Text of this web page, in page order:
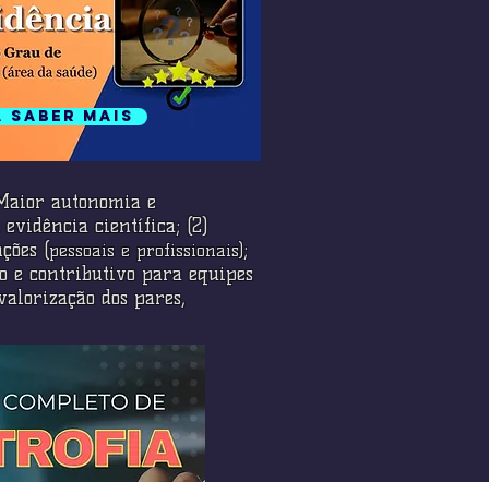
mais
autonomia e
evidência científica; (2)
(pessoais e profissionais);
e contributivo para equipes
dos pares,